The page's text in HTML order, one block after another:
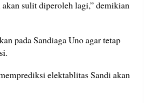
sulit diperoleh lagi,” demikian
pada Sandiaga Uno agar tetap
elektablitas Sandi akan